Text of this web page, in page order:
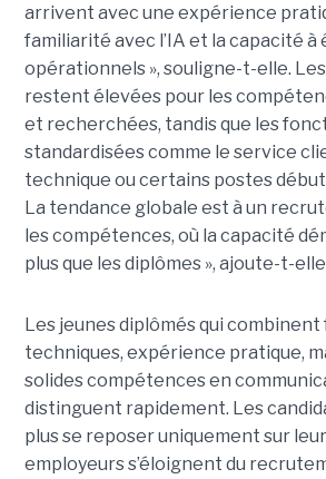
arrivent avec une expérience
familiarité avec l’IA et la capacité
opérationnels », souligne-t-elle.
restent élevées pour les
et recherchées, tandis que les
standardisées comme le service
technique ou certains postes
La tendance globale est à un
les compétences, où la capacité
plus que les diplômes », ajoute-t-
Les jeunes diplômés qui
techniques, expérience pratique,
solides compétences en
distinguent rapidement. Les
plus se reposer uniquement sur
employeurs s’éloignent du